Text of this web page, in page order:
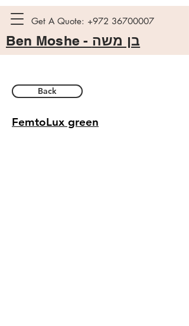
Get A Quote: +972 36700007
Ben Moshe - בן משה
Back
FemtoLux green